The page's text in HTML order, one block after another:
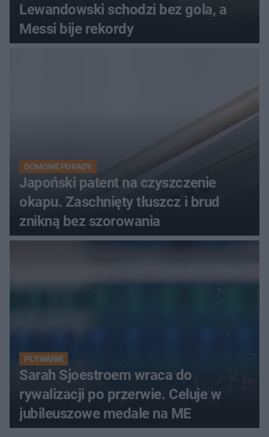
Lewandowski schodzi bez gola, a
Messi bije rekordy
DOMOWE PORADY
Japoński patent na czyszczenie
okapu. Zaschnięty tłuszcz i brud
znikną bez szorowania
PŁYWANIE
Sarah Sjoestroem wraca do
rywalizacji po przerwie. Celuje w
jubileuszowe medale na ME